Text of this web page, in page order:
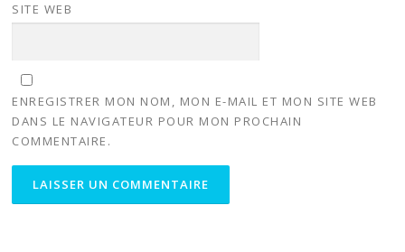
SITE WEB
ENREGISTRER MON NOM, MON E-MAIL ET MON SITE WEB
DANS LE NAVIGATEUR POUR MON PROCHAIN
COMMENTAIRE.